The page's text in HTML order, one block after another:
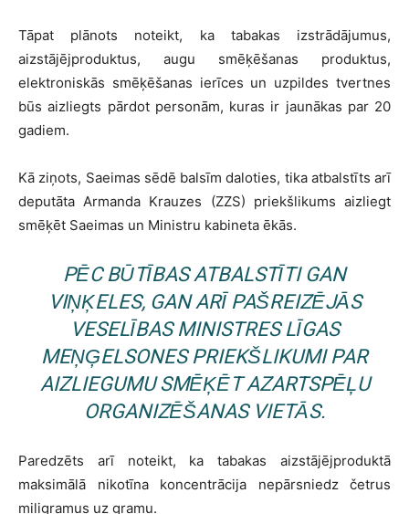
Tāpat plānots noteikt, ka tabakas izstrādājumus,
aizstājējproduktus, augu smēķēšanas produktus,
elektroniskās smēķēšanas ierīces un uzpildes tvertnes
būs aizliegts pārdot personām, kuras ir jaunākas par 20
gadiem.
Kā ziņots, Saeimas sēdē balsīm daloties, tika atbalstīts arī
deputāta Armanda Krauzes (ZZS) priekšlikums aizliegt
smēķēt Saeimas un Ministru kabineta ēkās.
PĒC BŪTĪBAS ATBALSTĪTI GAN
VIŅĶELES, GAN ARĪ PAŠREIZĒJĀS
VESELĪBAS MINISTRES LĪGAS
MEŅĢELSONES PRIEKŠLIKUMI PAR
AIZLIEGUMU SMĒĶĒT AZARTSPĒĻU
ORGANIZĒŠANAS VIETĀS.
Paredzēts arī noteikt, ka tabakas aizstājējproduktā
maksimālā nikotīna koncentrācija nepārsniedz četrus
miligramus uz gramu.